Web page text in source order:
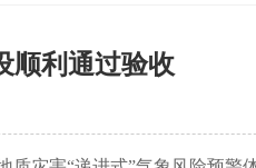
顺利通过验收